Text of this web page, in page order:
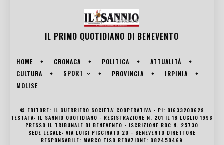
IL PRIMO QUOTIDIANO DI BENEVENTO
HOME CRONACA POLITICA
ATTUALITÀ
CULTURA
SPORT PROVINCIA
IRPINIA
MOLISE
© EDITORE: IL GUERRIERO SOCIETA' COOPERATIVA - PI: 01633200629
TESTATA: IL SANNIO QUOTIDIANO - REGISTRAZIONE N. 201 IL 18 LUGLIO 1996
PRESSO IL TRIBUNALE DI BENEVENTO - ISCRIZIONE ROC N. 25730
SEDE LEGALE: VIA LUIGI PICCINATO 20 - BENEVENTO DIRETTORE
RESPONSABILE: MARCO TISO REDAZIONE: 082450469